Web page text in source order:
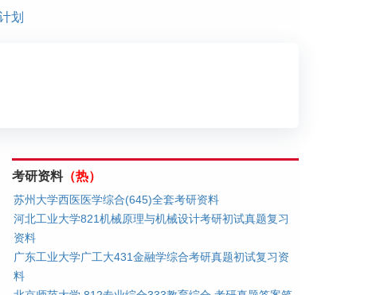
划
考研资料（热）
苏州大学西医医学综合(645)全套考研资料
河北工业大学821机械原理与机械设计考研初试真题复习
资料
广东工业大学广工大431金融学综合考研真题初试复习资
料